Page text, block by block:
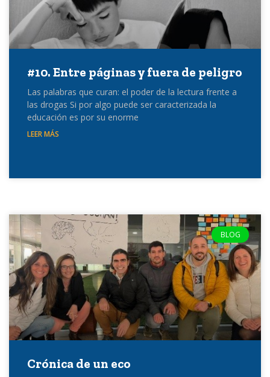
#10. Entre páginas y fuera de peligro
Las palabras que curan: el poder de la lectura frente a
las drogas Si por algo puede ser caracterizada la
educación es por su enorme
LEER MÁS
BLOG
Crónica de un eco